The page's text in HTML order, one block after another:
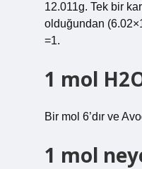
12.011g. Tek bir
olduğundan
=1.
1 mol
Bir mol 6’dır ve
1 mol